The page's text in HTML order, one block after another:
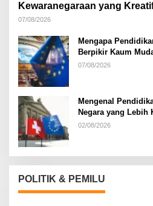
Kewaranegaraan yang
07/08/2026
Mengapa
Berpikir Kaum
07/08/2026
Mengenal
Negara yang Lebih
02/08/2026
POLITIK & PEMILU